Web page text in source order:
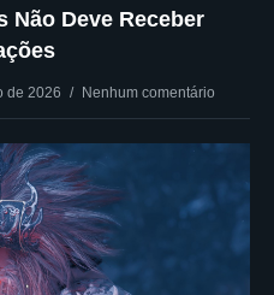
Não Deve Receber
de 2026 Nenhum comentário